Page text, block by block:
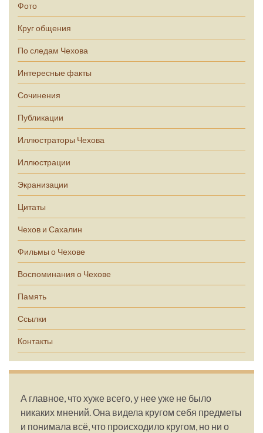
Фото
Круг общения
По следам Чехова
Интересные факты
Сочинения
Публикации
Иллюстраторы Чехова
Иллюстрации
Экранизации
Цитаты
Чехов и Сахалин
Фильмы о Чехове
Воспоминания о Чехове
Память
Ссылки
Контакты
А главное, что хуже всего, у нее уже не было
никаких мнений. Она видела кругом себя предметы
и понимала всё, что происходило кругом, но ни о